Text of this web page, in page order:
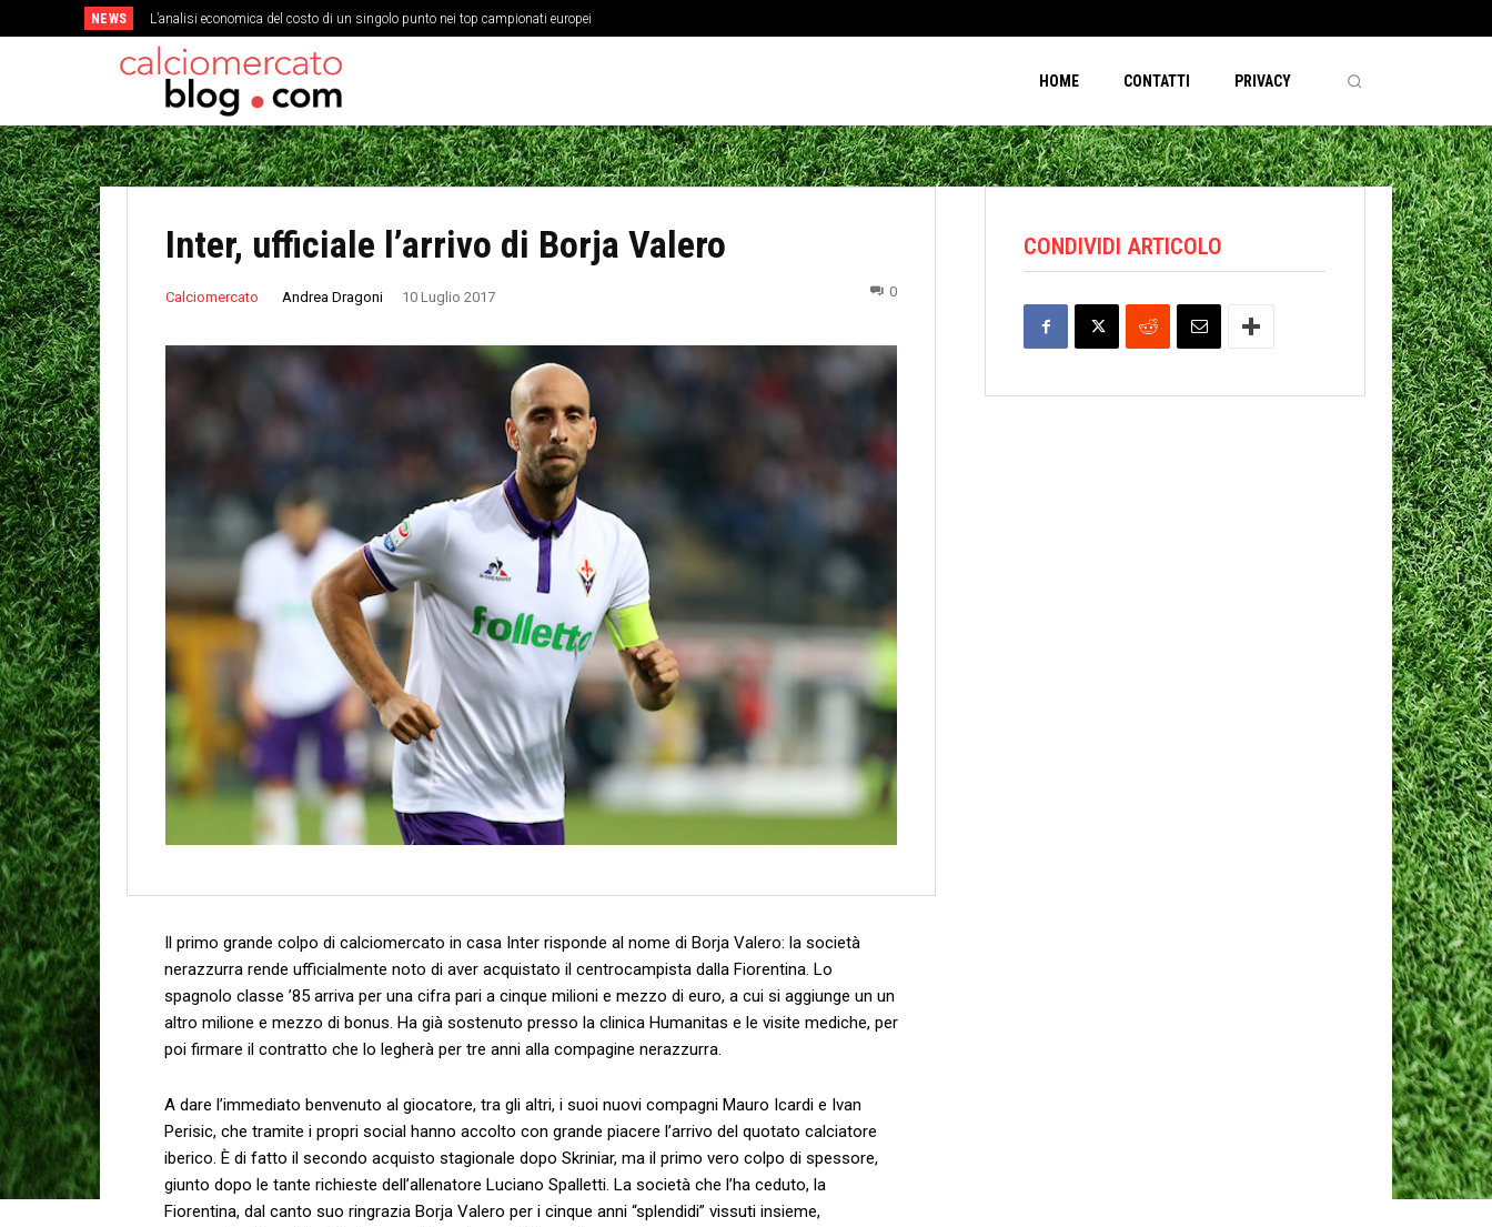
NEWS L’analisi economica del costo di un singolo punto nei top campionati europei
HOME CONTATTI PRIVACY
Inter, ufficiale l’arrivo di Borja Valero
Calciomercato Andrea Dragoni 10 Luglio 2017 0
Il primo grande colpo di calciomercato in casa Inter risponde al nome di Borja Valero: la società
nerazzurra rende ufficialmente noto di aver acquistato il centrocampista dalla Fiorentina. Lo
spagnolo classe ’85 arriva per una cifra pari a cinque milioni e mezzo di euro, a cui si aggiunge un un
altro milione e mezzo di bonus. Ha già sostenuto presso la clinica Humanitas e le visite mediche, per
poi firmare il contratto che lo legherà per tre anni alla compagine nerazzurra.
A dare l’immediato benvenuto al giocatore, tra gli altri, i suoi nuovi compagni Mauro Icardi e Ivan
Perisic, che tramite i propri social hanno accolto con grande piacere l’arrivo del quotato calciatore
iberico. È di fatto il secondo acquisto stagionale dopo Skriniar, ma il primo vero colpo di spessore,
giunto dopo le tante richieste dell’allenatore Luciano Spalletti. La società che l’ha ceduto, la
Fiorentina, dal canto suo ringrazia Borja Valero per i cinque anni “splendidi” vissuti insieme,
CONDIVIDI ARTICOLO